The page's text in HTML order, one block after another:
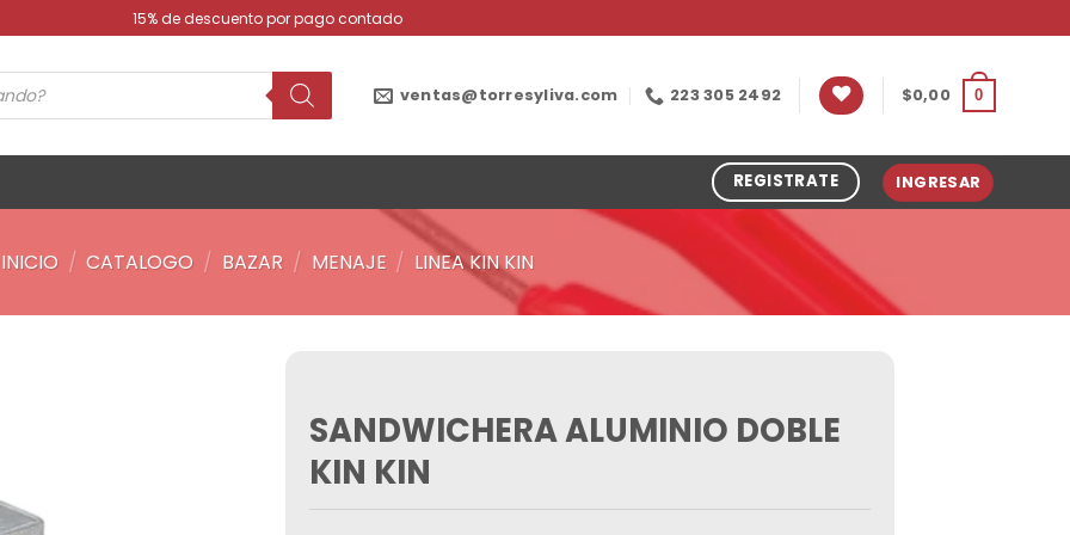
15% de descuento por pago contado
ventas@torresyliva.com 223 305 2492 $0,00 0
REGISTRATE INGRESAR
INICIO / CATALOGO / BAZAR / MENAJE / LINEA KIN KIN
SANDWICHERA ALUMINIO DOBLE
KIN KIN